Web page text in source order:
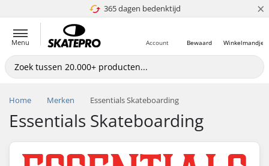
365 dagen bedenktijd
4.8 van 5 ×
Menu Winkelmandje
Bewaard
Account
Home Merken Essentials Skateboarding
Essentials Skateboarding